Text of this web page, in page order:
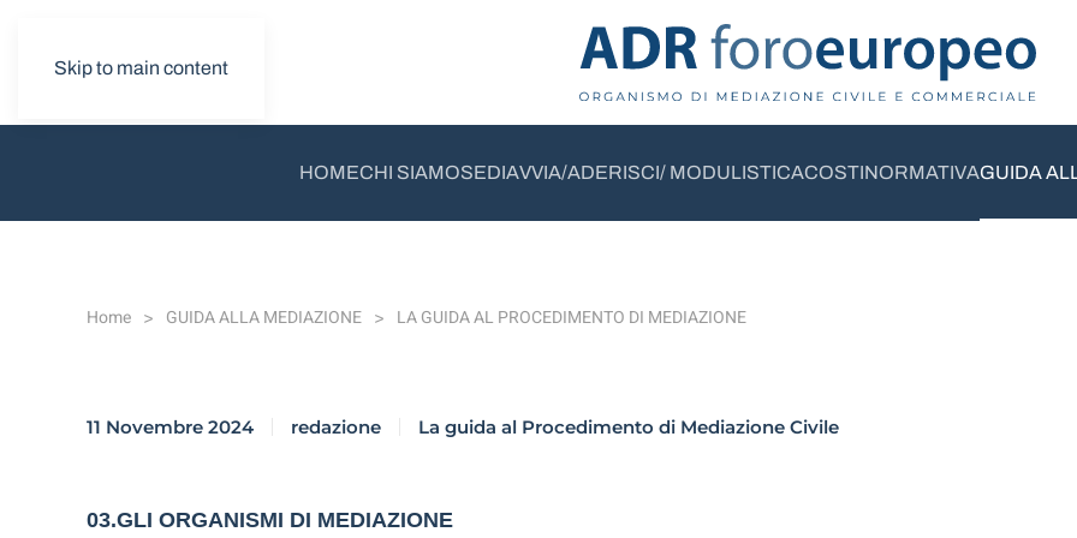
Skip to main content
HOMECHI SIAMOSEDIAVVIA/ADERISCI/ MODULISTICACOSTINORMATIVAGUIDA
Home GUIDA ALLA MEDIAZIONE LA GUIDA AL PROCEDIMENTO DI MEDIAZIONE
11 Novembre 2024 redazione La guida al Procedimento di Mediazione Civile
03.GLI ORGANISMI DI MEDIAZIONE